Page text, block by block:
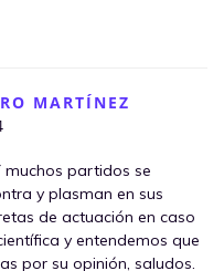
MARTÍNEZ
muchos partidos se
y plasman en sus
de actuación en caso
y entendemos que
por su opinión, saludos.